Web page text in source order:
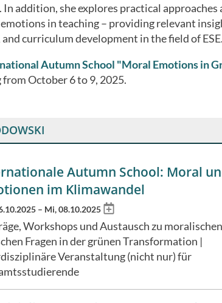
addition, she explores practical approaches
in teaching – providing relevant
curriculum development in the field of ESE.
Autumn School "Moral Emotions in
October 6 to 9, 2025.
Autumn School: Moral
im Klimawandel
– Mi, 08.10.2025 Add
to
calendar
Workshops und Austausch zu
Fragen in der grünen Transformation |
Veranstaltung (nicht nur) für